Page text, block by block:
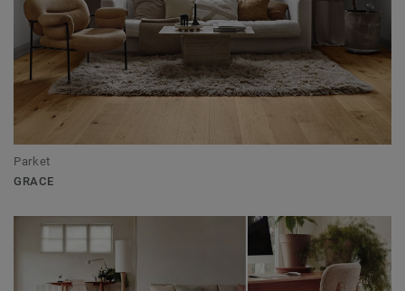
Parket
GRACE